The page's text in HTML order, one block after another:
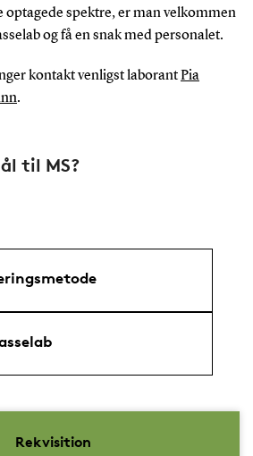
optagede spektre, er man velkommen
og få en snak med personalet.
kontakt venligst laborantPia
.
til MS?
Rekvisition